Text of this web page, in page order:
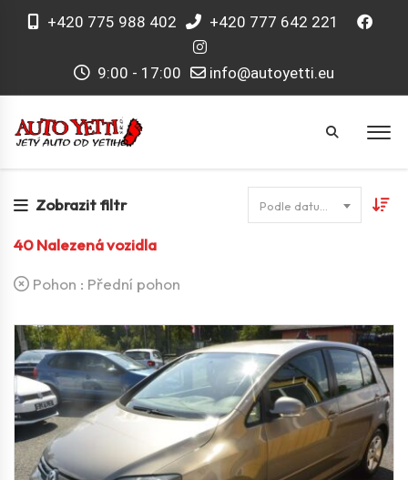
+420 775 988 402 +420 777 642 221
9:00 - 17:00 info@autoyetti.eu
Zobrazit filtr
40Nalezená vozidla
Pohon : Přední pohon